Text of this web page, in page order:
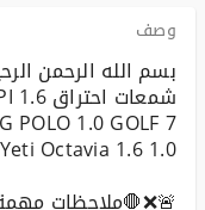
وصف
POLO 1.0 GOLF 7